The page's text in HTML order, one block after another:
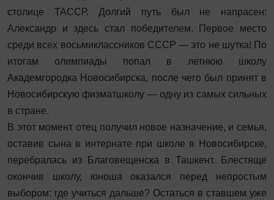
столице ТАССР. Долгий путь был не напрасен:
Александр и здесь стал победителем. Первое место
среди всех восьмиклассников СССР — это не шутка! По
итогам олимпиады попал в летнюю школу
Академгородка Новосибирска, после чего был принят в
Новосибирскую физматшколу — одну из самых сильных
в стране.
В этот момент отец получил новое назначение, и семья,
оставив сына в интернате при школе в Новосибирске,
перебралась из Благовещенска в Ташкент. Блестяще
окончив школу, юноша оказался перед непростым
выбором: где учиться дальше? Остаться в ставшем уже